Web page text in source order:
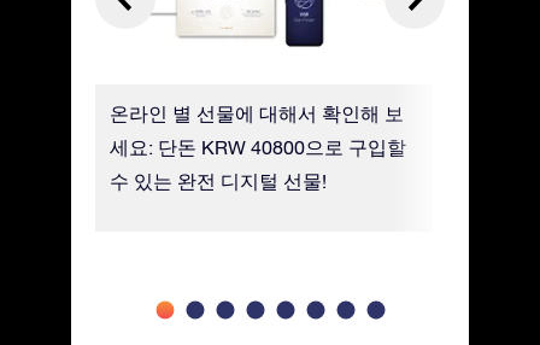
온라인 별 선물에 대해서 확인해 보
세요: 단돈 KRW 40800으로 구입할
수 있는 완전 디지털 선물!